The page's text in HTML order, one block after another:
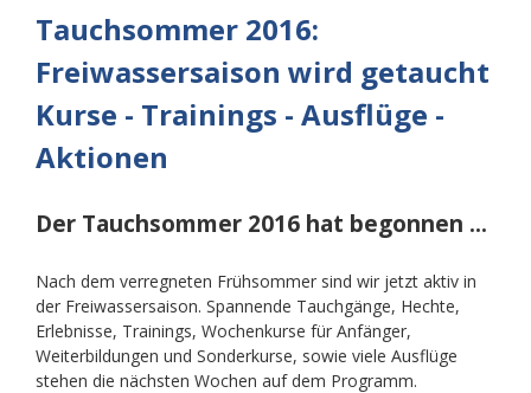
Tauchsommer 2016:
Freiwassersaison wird getaucht
Kurse - Trainings - Ausflüge -
Aktionen
Der Tauchsommer 2016 hat begonnen ...
Nach dem verregneten Frühsommer sind wir jetzt aktiv in
der Freiwassersaison. Spannende Tauchgänge, Hechte,
Erlebnisse, Trainings, Wochenkurse für Anfänger,
Weiterbildungen und Sonderkurse, sowie viele Ausflüge
stehen die nächsten Wochen auf dem Programm.